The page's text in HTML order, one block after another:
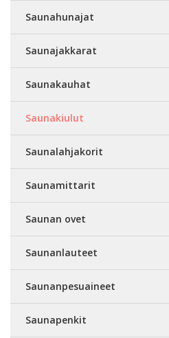
Saunahunajat
Saunajakkarat
Saunakauhat
Saunakiulut
Saunalahjakorit
Saunamittarit
Saunan ovet
Saunanlauteet
Saunanpesuaineet
Saunapenkit